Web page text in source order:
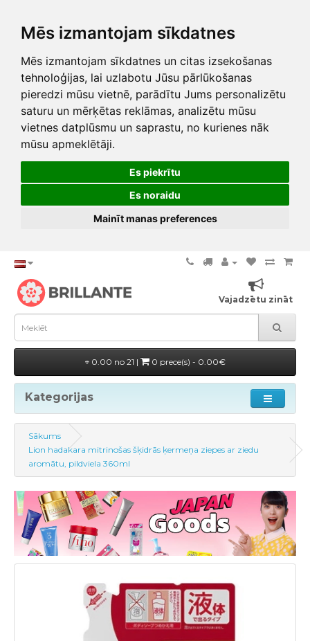
Mēs izmantojam sīkdatnes
Mēs izmantojam sīkdatnes un citas izsekošanas
tehnoloģijas, lai uzlabotu Jūsu pārlūkošanas
pieredzi mūsu vietnē, parādītu Jums personalizētu
saturu un mērķētas reklāmas, analizētu mūsu
vietnes datplūsmu un saprastu, no kurienes nāk
mūsu apmeklētāji.
Es piekrītu
Es noraidu
Mainīt manas preferences
Vajadzētu zināt
0.00 no 21 | 0 prece(s) - 0.00€
Kategorijas
Sākums
Lion hadakara mitrinošas šķidrās ķermeņa ziepes ar ziedu
aromātu, pildviela 360ml